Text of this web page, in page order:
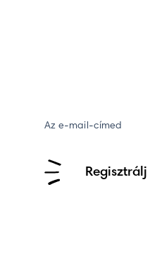
Az e-mail-címed
Regisztrálj